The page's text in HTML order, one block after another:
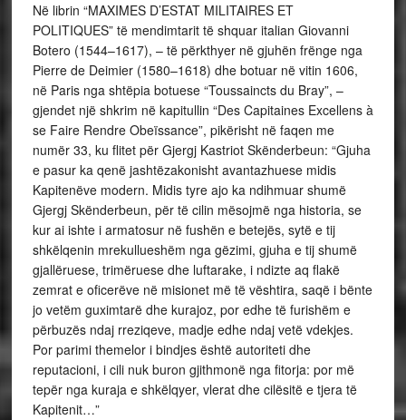
Në librin “MAXIMES D’ESTAT MILITAIRES ET
POLITIQUES” të mendimtarit të shquar italian Giovanni
Botero (1544–1617), – të përkthyer në gjuhën frënge nga
Pierre de Deimier (1580–1618) dhe botuar në vitin 1606,
në Paris nga shtëpia botuese “Toussaincts du Bray”, –
gjendet një shkrim në kapitullin “Des Capitaines Excellens à
se Faire Rendre Obeïssance”, pikërisht në faqen me
numër 33, ku flitet për Gjergj Kastriot Skënderbeun: “Gjuha
e pasur ka qenë jashtëzakonisht avantazhuese midis
Kapitenëve modern. Midis tyre ajo ka ndihmuar shumë
Gjergj Skënderbeun, për të cilin mësojmë nga historia, se
kur ai ishte i armatosur në fushën e betejës, sytë e tij
shkëlqenin mrekullueshëm nga gëzimi, gjuha e tij shumë
gjallëruese, trimëruese dhe luftarake, i ndizte aq flakë
zemrat e oficerëve në misionet më të vështira, saqë i bënte
jo vetëm guximtarë dhe kurajoz, por edhe të furishëm e
përbuzës ndaj rreziqeve, madje edhe ndaj vetë vdekjes.
Por parimi themelor i bindjes është autoriteti dhe
reputacioni, i cili nuk buron gjithmonë nga fitorja: por më
tepër nga kuraja e shkëlqyer, vlerat dhe cilësitë e tjera të
Kapitenit…”